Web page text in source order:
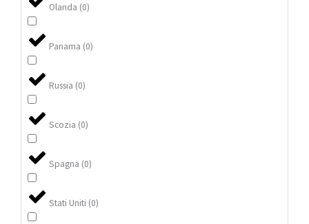
Olanda (0)
Panama (0)
Russia (0)
Scozia (0)
Spagna (0)
Stati Uniti (0)